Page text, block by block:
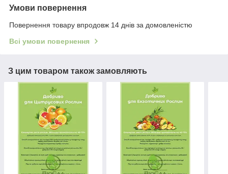
Умови повернення
Повернення товару впродовж 14 днів за домовленістю
Всі умови повернення
З цим товаром також замовляють